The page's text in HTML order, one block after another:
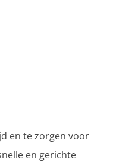
en te zorgen voor
en gerichte